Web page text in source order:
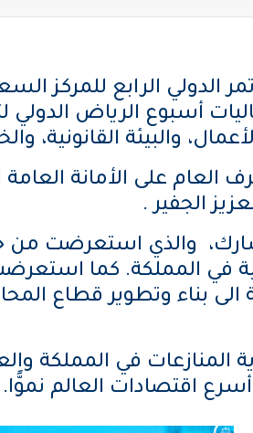
الرابع للمركز
26 فبراير 2025م، ضمن فعاليات
والبيئة القانونية،
على الأمانة
الجفير .
والذي استعرضت من
في المملكة. كما
الى بناء وتطوير قطاع
المنازعات في المملكة
اقتصادات العالم نموًّا.